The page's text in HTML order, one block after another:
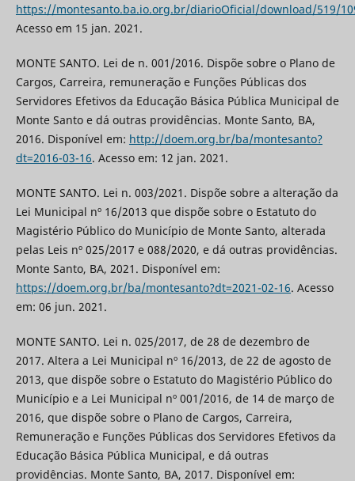
https://montesanto.ba.io.org.br/diarioOficial/download/519/
Acesso em 15 jan. 2021.
MONTE SANTO. Lei de n. 001/2016. Dispõe sobre o Plano de
Cargos, Carreira, remuneração e Funções Públicas dos
Servidores Efetivos da Educação Básica Pública Municipal de
Monte Santo e dá outras providências. Monte Santo, BA,
2016. Disponível em: http://doem.org.br/ba/montesanto?
dt=2016-03-16. Acesso em: 12 jan. 2021.
MONTE SANTO. Lei n. 003/2021. Dispõe sobre a alteração da
Lei Municipal nº 16/2013 que dispõe sobre o Estatuto do
Magistério Público do Município de Monte Santo, alterada
pelas Leis nº 025/2017 e 088/2020, e dá outras providências.
Monte Santo, BA, 2021. Disponível em:
https://doem.org.br/ba/montesanto?dt=2021-02-16. Acesso
em: 06 jun. 2021.
MONTE SANTO. Lei n. 025/2017, de 28 de dezembro de
2017. Altera a Lei Municipal nº 16/2013, de 22 de agosto de
2013, que dispõe sobre o Estatuto do Magistério Público do
Município e a Lei Municipal nº 001/2016, de 14 de março de
2016, que dispõe sobre o Plano de Cargos, Carreira,
Remuneração e Funções Públicas dos Servidores Efetivos da
Educação Básica Pública Municipal, e dá outras
providências. Monte Santo, BA, 2017. Disponível em: